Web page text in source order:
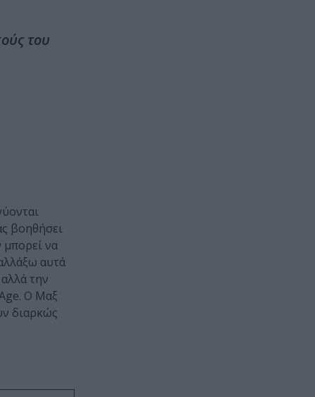
του
βοηθήσει
µπορεί να
αυτά
την
O Μαξ
διαρκώς